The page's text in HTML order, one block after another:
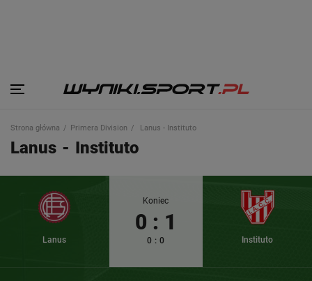
Strona główna Primera Division Lanus - Instituto
Lanus - Instituto
Lanus
Koniec
0 : 1
0 : 0 Instituto